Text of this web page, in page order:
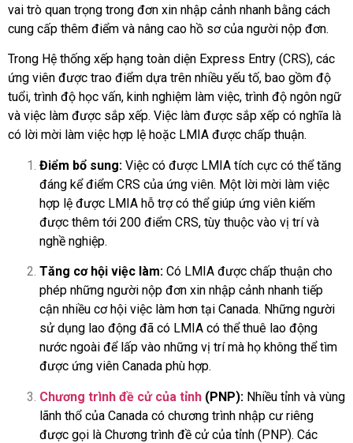
vai trò quan trọng trong đơn xin nhập cảnh nhanh bằng cách
cung cấp thêm điểm và nâng cao hồ sơ của người nộp đơn.
Trong Hệ thống xếp hạng toàn diện Express Entry (CRS), các
ứng viên được trao điểm dựa trên nhiều yếu tố, bao gồm độ
tuổi, trình độ học vấn, kinh nghiệm làm việc, trình độ ngôn ngữ
và việc làm được sắp xếp. Việc làm được sắp xếp có nghĩa là
có lời mời làm việc hợp lệ hoặc LMIA được chấp thuận.
Điểm bổ sung: Việc có được LMIA tích cực có thể tăng
đáng kể điểm CRS của ứng viên. Một lời mời làm việc
hợp lệ được LMIA hỗ trợ có thể giúp ứng viên kiếm
được thêm tới 200 điểm CRS, tùy thuộc vào vị trí và
nghề nghiệp.
Tăng cơ hội việc làm: Có LMIA được chấp thuận cho
phép những người nộp đơn xin nhập cảnh nhanh tiếp
cận nhiều cơ hội việc làm hơn tại Canada. Những người
sử dụng lao động đã có LMIA có thể thuê lao động
nước ngoài để lấp vào những vị trí mà họ không thể tìm
được ứng viên Canada phù hợp.
Chương trình đề cử của tỉnh (PNP): Nhiều tỉnh và vùng
lãnh thổ của Canada có chương trình nhập cư riêng
được gọi là Chương trình đề cử của tỉnh (PNP). Các